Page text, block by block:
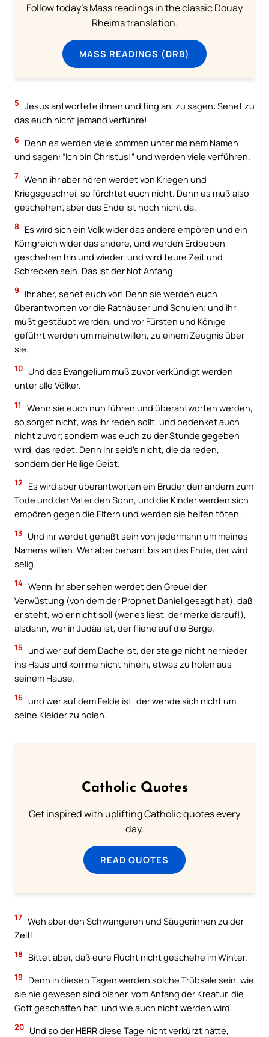
Follow today's Mass readings in the classic Douay
Rheims translation.
MASS READINGS (DRB)
5 Jesus antwortete ihnen und fing an, zu sagen: Sehet zu
das euch nicht jemand verführe!
6 Denn es werden viele kommen unter meinem Namen
und sagen: “Ich bin Christus!” und werden viele verführen.
7 Wenn ihr aber hören werdet von Kriegen und
Kriegsgeschrei, so fürchtet euch nicht. Denn es muß also
geschehen; aber das Ende ist noch nicht da.
8
Es wird sich ein Volk wider das andere empören und ein
Königreich wider das andere, und werden Erdbeben
geschehen hin und wieder, und wird teure Zeit und
Schrecken sein. Das ist der Not Anfang.
9
Ihr aber, sehet euch vor! Denn sie werden euch
überantworten vor die Rathäuser und Schulen; und ihr
müßt gestäupt werden, und vor Fürsten und Könige
geführt werden um meinetwillen, zu einem Zeugnis über
sie.
10 Und das Evangelium muß zuvor verkündigt werden
unter alle Völker.
11
Wenn sie euch nun führen und überantworten werden,
so sorget nicht, was ihr reden sollt, und bedenket auch
nicht zuvor; sondern was euch zu der Stunde gegeben
wird, das redet. Denn ihr seid’s nicht, die da reden,
sondern der Heilige Geist.
12
Es wird aber überantworten ein Bruder den andern zum
Tode und der Vater den Sohn, und die Kinder werden sich
empören gegen die Eltern und werden sie helfen töten.
13 Und ihr werdet gehaßt sein von jedermann um meines
Namens willen. Wer aber beharrt bis an das Ende, der wird
selig.
14 Wenn ihr aber sehen werdet den Greuel der
Verwüstung (von dem der Prophet Daniel gesagt hat), daß
er steht, wo er nicht soll (wer es liest, der merke darauf!),
alsdann, wer in Judäa ist, der fliehe auf die Berge;
15 und wer auf dem Dache ist, der steige nicht hernieder
ins Haus und komme nicht hinein, etwas zu holen aus
seinem Hause;
16 und wer auf dem Felde ist, der wende sich nicht um,
seine Kleider zu holen.
Catholic Quotes
Get inspired with uplifting Catholic quotes every
day.
READ QUOTES
17 Weh aber den Schwangeren und Säugerinnen zu der
Zeit!
18 Bittet aber, daß eure Flucht nicht geschehe im Winter.
19
Denn in diesen Tagen werden solche Trübsale sein, wie
sie nie gewesen sind bisher, vom Anfang der Kreatur, die
Gott geschaffen hat, und wie auch nicht werden wird.
20 Und so der HERR diese Tage nicht verkürzt hätte,